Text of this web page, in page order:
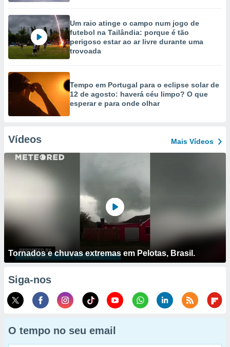
Um raio atinge o campo num jogo de
futebol na Tailândia: porque é tão
perigoso estar ao ar livre durante uma
trovoada
Tempo em Portugal para o eclipse solar de
12 de agosto: haverá céu limpo? O que
esperar e para onde olhar
Vídeos Mais Vídeos
Tornados e chuvas extremas em Pelotas, Brasil.
Siga-nos
O tempo no seu email